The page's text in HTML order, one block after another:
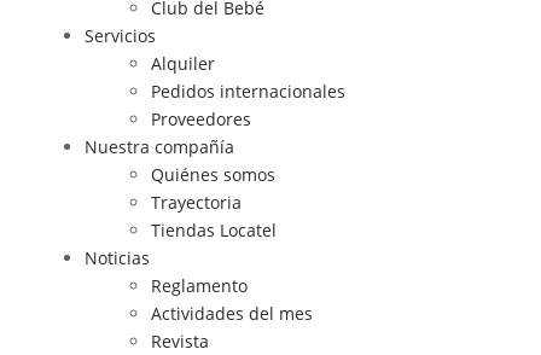
Club del Bebé
Servicios
Alquiler
Pedidos internacionales
Proveedores
Nuestra compañía
Quiénes somos
Trayectoria
Tiendas Locatel
Noticias
Reglamento
Actividades del mes
Revista